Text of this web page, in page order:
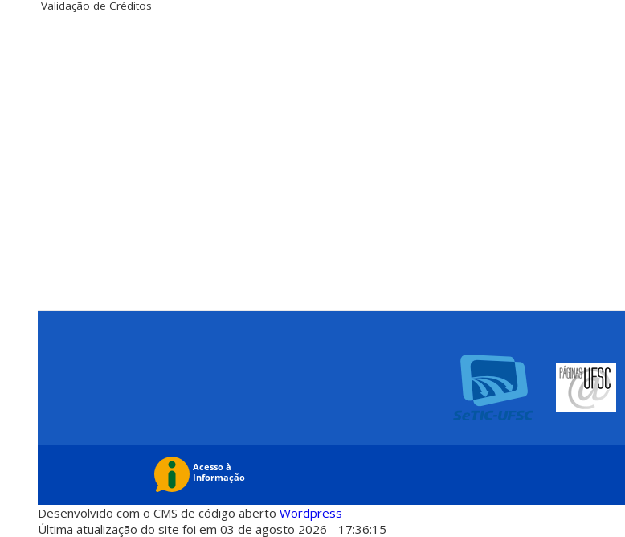
Validação de Créditos
Desenvolvido com o CMS de código aberto Wordpress
Última atualização do site foi em 03 de agosto 2026 - 17:36:15